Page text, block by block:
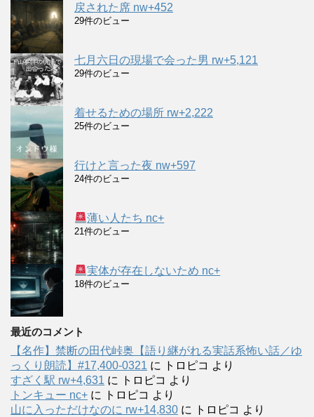
戻された席 nw+452
29件のビュー
七月六日の現場で会った男 rw+5,121
29件のビュー
着せるための場所 rw+2,222
25件のビュー
行けと言った夜 nw+597
24件のビュー
薄い人たち nc+
21件のビュー
実体が存在しないため nc+
18件のビュー
最近のコメント
【名作】禁断の田代峠奥【語り継がれる実話系怖い話／ゆ
っくり朗読】#17,400-0321 に トロピコ より
すざく駅 rw+4,631 に トロピコ より
トンキュー nc+ に トロピコ より
山に入っただけなのに rw+14,830 に トロピコ より